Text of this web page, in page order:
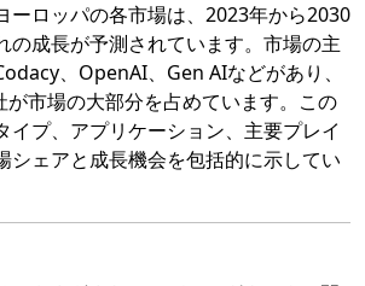
ーロッパの各市場は、2023年から2030
の成長が予測されています。市場の主
、OpenAI、Gen AIなどがあり、
市場の大部分を占めています。この
イプ、アプリケーション、主要プレイ
シェアと成長機会を包括的に示してい